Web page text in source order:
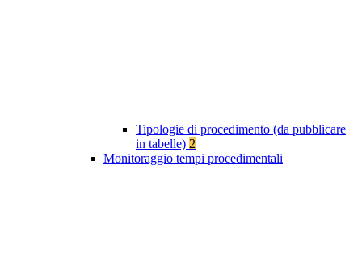
Tipologie di procedimento (da pubblicare
in tabelle) 2
Monitoraggio tempi procedimentali